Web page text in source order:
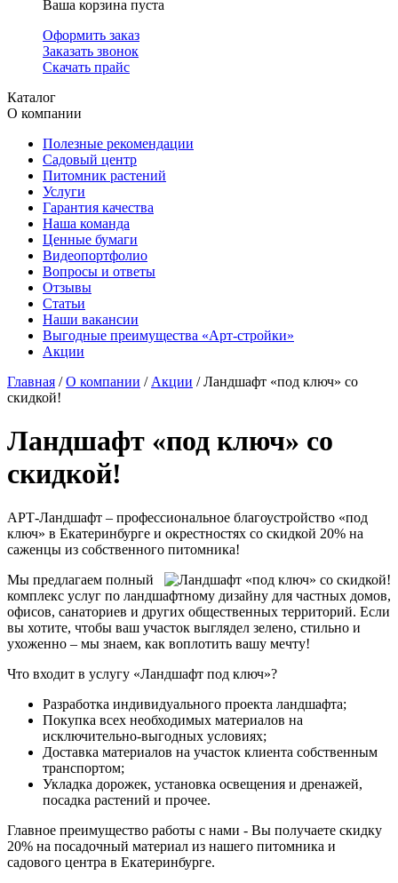
Ваша корзина пуста
Оформить заказ
Заказать звонок
Скачать прайс
Каталог
О компании
Полезные рекомендации
Садовый центр
Питомник растений
Услуги
Гарантия качества
Наша команда
Ценные бумаги
Видеопортфолио
Вопросы и ответы
Отзывы
Статьи
Наши вакансии
Выгодные преимущества «Арт-стройки»
Акции
Главная /О компании / Акции / Ландшафт «под ключ» со
скидкой!
Ландшафт «под ключ» со
скидкой!
АРТ-Ландшафт – профессиональное благоустройство «под
ключ» в Екатеринбурге и окрестностях со скидкой 20% на
саженцы из собственного питомника!
Мы предлагаем полный
комплекс услуг по ландшафтному дизайну для частных домов,
офисов, санаториев и других общественных территорий. Если
вы хотите, чтобы ваш участок выглядел зелено, стильно и
ухоженно – мы знаем, как воплотить вашу мечту!
Что входит в услугу «Ландшафт под ключ»?
Разработка индивидуального проекта ландшафта;
Покупка всех необходимых материалов на
исключительно-выгодных условиях;
Доставка материалов на участок клиента собственным
транспортом;
Укладка дорожек, установка освещения и дренажей,
посадка растений и прочее.
Главное преимущество работы с нами - Вы получаете скидку
20% на посадочный материал из нашего питомника и
садового центра в Екатеринбурге.